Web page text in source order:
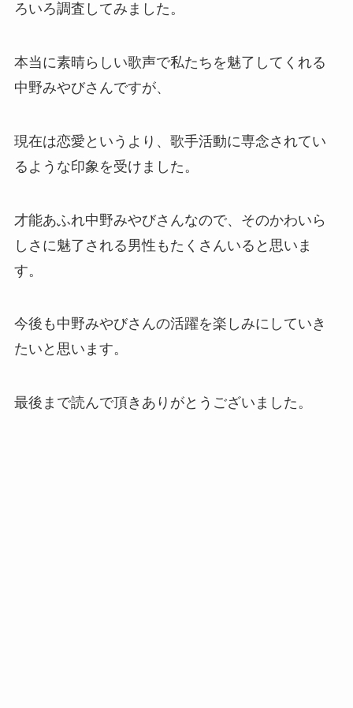
ろいろ調査してみました。
本当に素晴らしい歌声で私たちを魅了してくれる
中野みやびさんですが、
現在は恋愛というより、歌手活動に専念されてい
るような印象を受けました。
才能あふれ中野みやびさんなので、そのかわいら
しさに魅了される男性もたくさんいると思いま
す。
今後も中野みやびさんの活躍を楽しみにしていき
たいと思います。
最後まで読んで頂きありがとうございました。